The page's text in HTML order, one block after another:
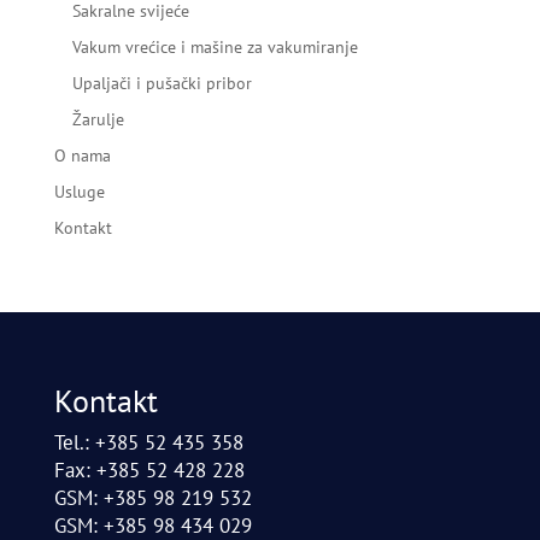
Sakralne svijeće
Vakum vrećice i mašine za vakumiranje
Upaljači i pušački pribor
Žarulje
O nama
Usluge
Kontakt
Kontakt
Tel.: +385 52 435 358
Fax: +385 52 428 228
GSM: +385 98 219 532
GSM: +385 98 434 029